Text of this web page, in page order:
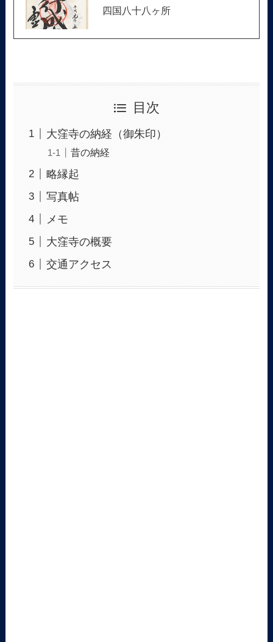
四国八十八ヶ所
目次
大窪寺の納経（御朱印）
昔の納経
略縁起
写真帖
メモ
大窪寺の概要
交通アクセス